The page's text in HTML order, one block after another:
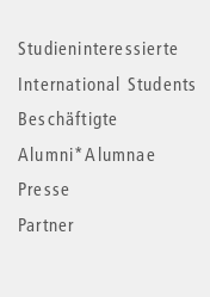
Studieninteressierte
International Students
Beschäftigte
Alumni*Alumnae
Presse
Partner